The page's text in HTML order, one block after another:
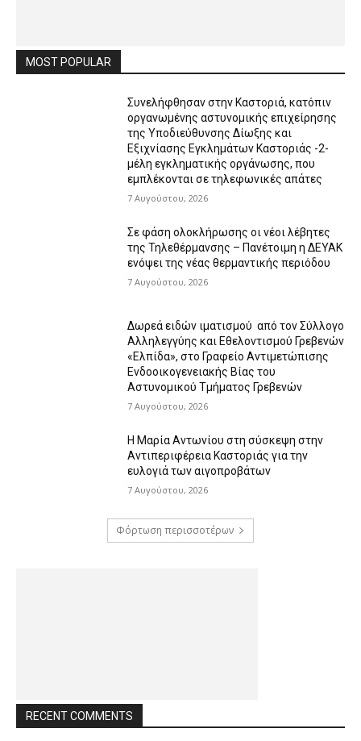
MOST POPULAR
Συνελήφθησαν στην Καστοριά, κατόπιν
οργανωμένης αστυνομικής επιχείρησης
της Υποδιεύθυνσης Δίωξης και
Εξιχνίασης Εγκλημάτων Καστοριάς -2-
μέλη εγκληματικής οργάνωσης, που
εμπλέκονται σε τηλεφωνικές απάτες
7 Αυγούστου, 2026
Σε φάση ολοκλήρωσης οι νέοι λέβητες
της Τηλεθέρμανσης – Πανέτοιμη η ΔΕΥΑΚ
ενόψει της νέας θερμαντικής περιόδου
7 Αυγούστου, 2026
Δωρεά ειδών ιματισμού από τον Σύλλογο
Αλληλεγγύης και Εθελοντισμού Γρεβενών
«Ελπίδα», στο Γραφείο Αντιμετώπισης
Ενδοοικογενειακής Βίας του
Αστυνομικού Τμήματος Γρεβενών
7 Αυγούστου, 2026
Η Μαρία Αντωνίου στη σύσκεψη στην
Αντιπεριφέρεια Καστοριάς για την
ευλογιά των αιγοπροβάτων
7 Αυγούστου, 2026
Φόρτωση περισσοτέρων
RECENT COMMENTS